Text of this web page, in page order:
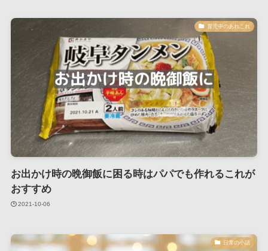
育児中のあれこれ
お出かけ時の晩御飯に困る時はパパでも作れるこれが
おすすめ
2021-10-06
日常の小話